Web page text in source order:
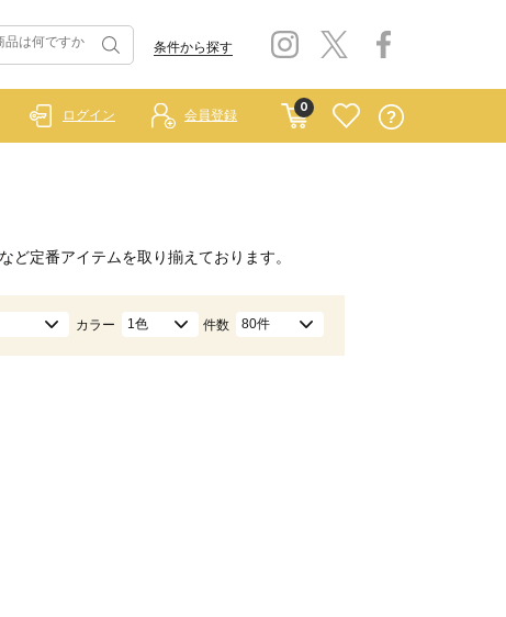
条件から探す
0
ログイン 会員登録
など定番アイテムを取り揃えております。
カラー 1色 件数 80件